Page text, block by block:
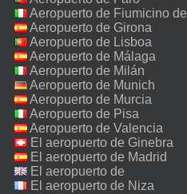
Aeropuerto de Fiumicino de
Roma
Aeropuerto de Girona
Aeropuerto de Lisboa
Aeropuerto de Málaga
Aeropuerto de Milán
Malpensa
Aeropuerto de Munich
Aeropuerto de Murcia
Aeropuerto de Pisa
Aeropuerto de Valencia
El aeropuerto de Ginebra
El aeropuerto de Madrid
El aeropuerto de
Manchester
El aeropuerto de Niza